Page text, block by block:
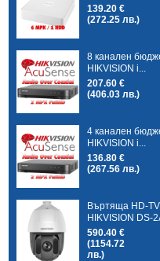
139.20 €
(272.25 лв.)
8 канален
HIKVISION i...
207.60 €
(406.03 лв.)
4 канален
HIKVISION i...
136.80 €
(267.56 лв.)
Въртяща HD-
HIKVISION DS-
590.40 €
(1154.72
лв.)